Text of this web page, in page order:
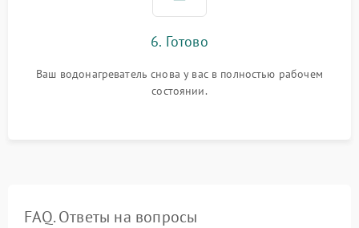
6. Готово
Ваш водонагреватель снова у вас в полностью рабочем
состоянии.
FAQ. Ответы на вопросы